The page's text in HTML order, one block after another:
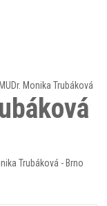
MUDr. Monika Trubáková
Trubáková - Brno